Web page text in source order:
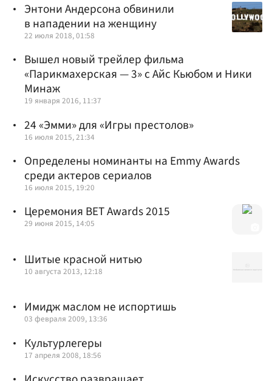
Энтони Андерсона обвинили
в нападении на женщину
22 июля 2018, 01:58
Вышел новый трейлер фильма
«Парикмахерская — 3» с Айс Кьюбом и Ники
Минаж
19 января 2016, 11:37
24 «Эмми» для «Игры престолов»
16 июля 2015, 21:34
Определены номинанты на Emmy Awards
среди актеров сериалов
16 июля 2015, 19:20
Церемония BET Awards 2015
29 июня 2015, 14:05
Шитые красной нитью
10 августа 2013, 12:18
Имидж маслом не испортишь
03 февраля 2009, 13:36
Культурлегеры
17 апреля 2008, 18:56